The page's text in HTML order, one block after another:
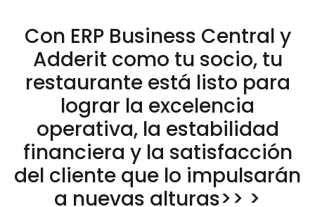
Con ERP Business Central y
Adderit como tu socio, tu
restaurante está listo para
lograr la excelencia
operativa, la estabilidad
financiera y la satisfacción
del cliente que lo impulsarán
a nuevas alturas>> >